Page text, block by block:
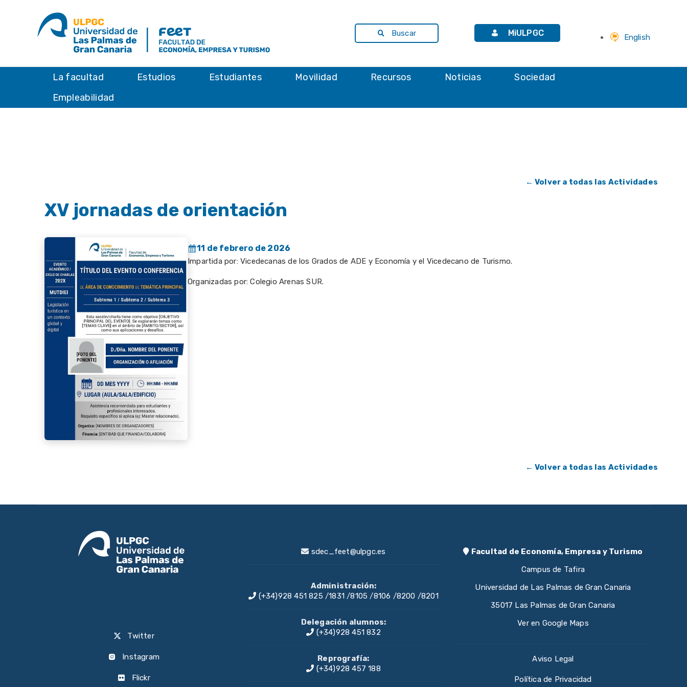
Buscar MiULPGC English
La facultad Estudios Estudiantes Movilidad Recursos Noticias
Sociedad
Empleabilidad
← Volver a todas las Actividades
XV jornadas de orientación
11 de febrero de 2026
Impartida por: Vicedecanas de los Grados de ADE y Economía y el Vicedecano de Turismo.
Organizadas por: Colegio Arenas SUR.
← Volver a todas las Actividades
Twitter
Instagram
Flickr
sdec_feet@ulpgc.es
Administración:
(+34)928 451 825 /1831/8105 /8106 /8200 /8201
Delegación alumnos:
(+34)928 451 832
Reprografía:
(+34)928 457 188
Facultad de Economía, Empresa y Turismo
Campus de Tafira
Universidad de Las Palmas de Gran Canaria
35017 Las Palmas de Gran Canaria
Ver en Google Maps
Aviso Legal
Política de Privacidad